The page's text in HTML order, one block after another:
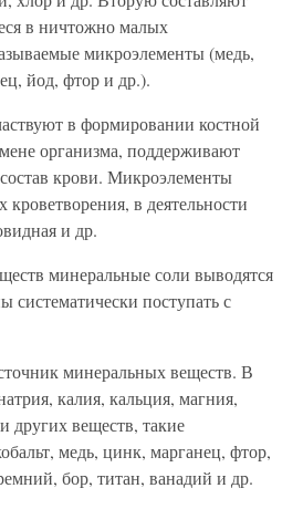
в ничтожно малых
микроэлементы (медь,
йод, фтор и др.).
в формировании костной
организма, поддерживают
крови. Микроэлементы
кроветворения, в деятельности
и др.
минеральные соли выводятся
систематически поступать с
минеральных веществ. В
калия, кальция, магния,
других веществ, такие
медь, цинк, марганец, фтор,
бор, титан, ванадий и др.